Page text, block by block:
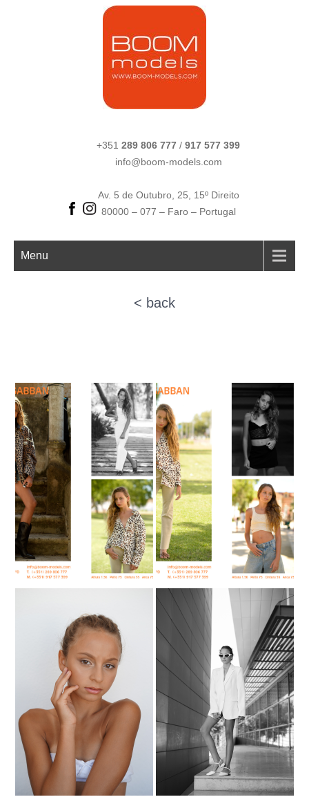
+351 289 806 777 / 917 577 399
info@boom-models.com
Av. 5 de Outubro, 25, 15º Direito
80000 – 077 – Faro – Portugal
Menu
< back